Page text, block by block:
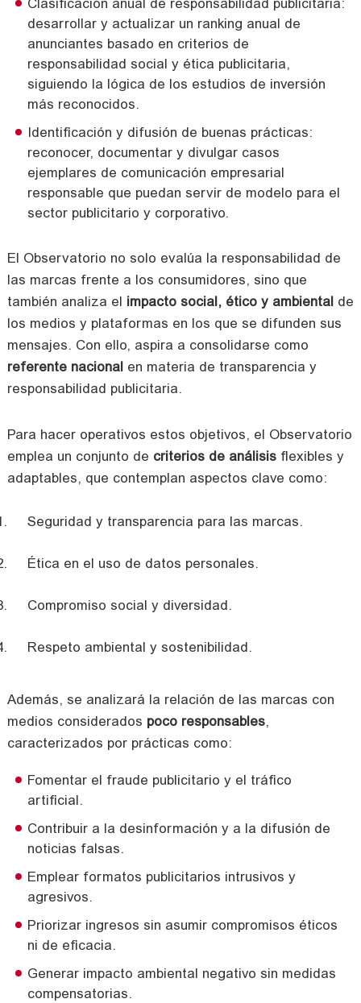
Clasificación anual de responsabilidad publicitaria:
desarrollar y actualizar un ranking anual de
anunciantes basado en criterios de
responsabilidad social y ética publicitaria,
siguiendo la lógica de los estudios de inversión
más reconocidos.
Identificación y difusión de buenas prácticas:
reconocer, documentar y divulgar casos
ejemplares de comunicación empresarial
responsable que puedan servir de modelo para el
sector publicitario y corporativo.
El Observatorio no solo evalúa la responsabilidad de
las marcas frente a los consumidores, sino que
también analiza el impacto social, ético y ambientalde
los medios y plataformas en los que se difunden sus
mensajes. Con ello, aspira a consolidarse como
referente nacionalen materia de transparencia y
responsabilidad publicitaria.
Para hacer operativos estos objetivos, el Observatorio
emplea un conjunto de criterios de análisisflexibles y
adaptables, que contemplan aspectos clave como:
Seguridad y transparencia para las marcas.
Ética en el uso de datos personales.
Compromiso social y diversidad.
Respeto ambiental y sostenibilidad.
Además, se analizará la relación de las marcas con
medios considerados poco responsables,
caracterizados por prácticas como:
Fomentar el fraude publicitario y el tráfico
artificial.
Contribuir a la desinformación y a la difusión de
noticias falsas.
Emplear formatos publicitarios intrusivos y
agresivos.
Priorizar ingresos sin asumir compromisos éticos
ni de eficacia.
Generar impacto ambiental negativo sin medidas
compensatorias.